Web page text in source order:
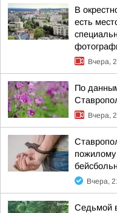
В
есть
Вчера,
По
Вчера,
пожилому
Вчера,
Седьмой